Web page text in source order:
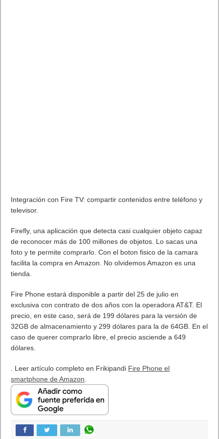
Integración con Fire TV: compartir contenidos entre teléfono y
televisor.
Firefly, una aplicación que detecta casi cualquier objeto capaz
de reconocer más de 100 millones de objetos. Lo sacas una
foto y te permite comprarlo. Con el boton fisico de la camara
facilita la compra en Amazon. No olvidemos Amazon es una
tienda.
Fire Phone estará disponible a partir del 25 de julio en
exclusiva con contrato de dos años con la operadora AT&T. El
precio, en este caso, será de 199 dólares para la versión de
32GB de almacenamiento y 299 dólares para la de 64GB. En el
caso de querer comprarlo libre, el precio asciende a 649
dólares.
. Leer artículo completo en Frikipandi Fire Phone el
smartphone de Amazon